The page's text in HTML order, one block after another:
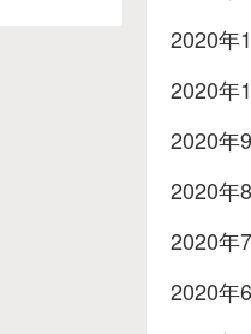
2020年
2020年
2020年
2020年
2020年
2020年